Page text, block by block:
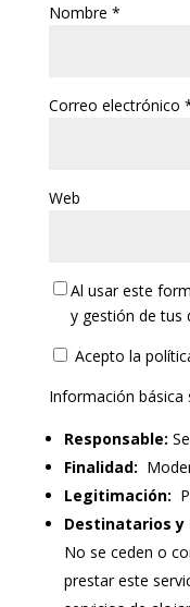
Nombre *
Correo electrónico
Web
Al usar este
y gestión de tus
Acepto la
Información
Responsable:
Finalidad:
Legitimación:
Destinatarios
No se ceden o
prestar este